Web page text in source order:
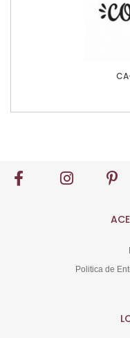
Politica de